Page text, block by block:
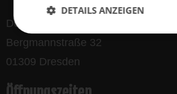
Der Dynamo GmbH
Bergmannstraße 32
01309 Dresden
DETAILS ANZEIGEN